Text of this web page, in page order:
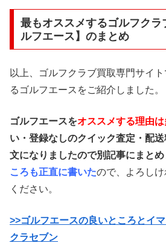
最もオススメするゴルフクラ
ルフエース】のまとめ
以上、ゴルフクラブ買取専門サイ
るゴルフエースをご紹介しました。
ゴルフエースをオススメする理由
い・登録なしのクイック査定・配
文になりましたので別記事にまとめ
ころも正直に書いたので、よろし
ください。
>>ゴルフエースの良いところとイ
クラセブン